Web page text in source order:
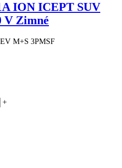
ION ICEPT SUV
V Zimné
M+S 3PMSF
+